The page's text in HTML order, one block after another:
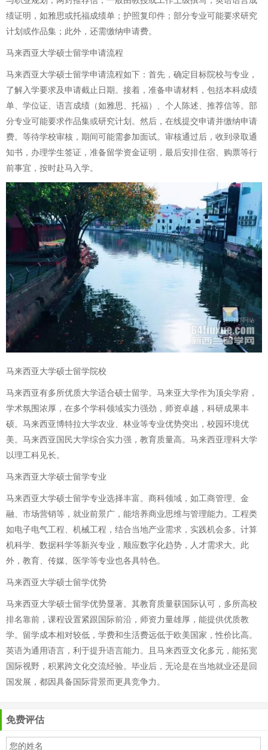
绩证明，如雅思或托福成绩单；护照复印件；部分专业可能要求研究
计划或作品集；此外，还需缴纳申请费。
马来西亚大学硕士留学申请流程
马来西亚大学硕士留学申请流程如下：首先，确定目标院校与专业，
了解入学要求及申请截止日期。接着，准备申请材料，包括本科成绩
单、学位证、语言成绩（如雅思、托福）、个人陈述、推荐信等。部
分专业可能要求作品集或研究计划。然后，在线提交申请并缴纳申请
费。等待学校审核，期间可能需参加面试。审核通过后，收到录取通
知书，办理学生签证，准备留学资金证明，最后安排住宿、购票等行
前事宜，按时赴马入学。
马来西亚大学硕士留学院校
马来西亚有多所优质大学适合硕士留学。马来亚大学作为顶尖学府，
学术氛围浓厚，在多个学科领域实力强劲，师资卓越，科研成果丰
硕。马来西亚博特拉大学农业、林业等专业优势突出，校园环境优
美。马来西亚国民大学综合实力强，教育质量高。马来西亚理科大学
以理工科见长。
马来西亚大学硕士留学专业
马来西亚大学硕士留学专业选择丰富。商科领域，如工商管理、金
融、市场营销等，就业前景广，能培养商业思维与管理能力。工程类
如电子电气工程、机械工程，结合当地产业需求，实践机会多。计算
机科学、数据科学等新兴专业，顺应数字化趋势，人才需求大。此
外，教育、传媒、医学等专业也各具特色。
马来西亚大学硕士留学优势
马来西亚大学硕士留学优势显著。其教育质量获国际认可，多所高校
排名靠前，课程设置紧跟国际前沿，师资力量雄厚，能提供优质教
学。留学成本相对较低，学费和生活费远低于欧美国家，性价比高。
英语为通用语言，利于提升语言能力。且马来西亚文化多元，能拓宽
国际视野，积累跨文化交流经验。毕业后，无论是在当地就业还是回
国发展，都因具备国际背景而更具竞争力。
免费评估